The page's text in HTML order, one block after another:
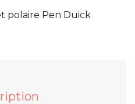
polaire Pen Duick